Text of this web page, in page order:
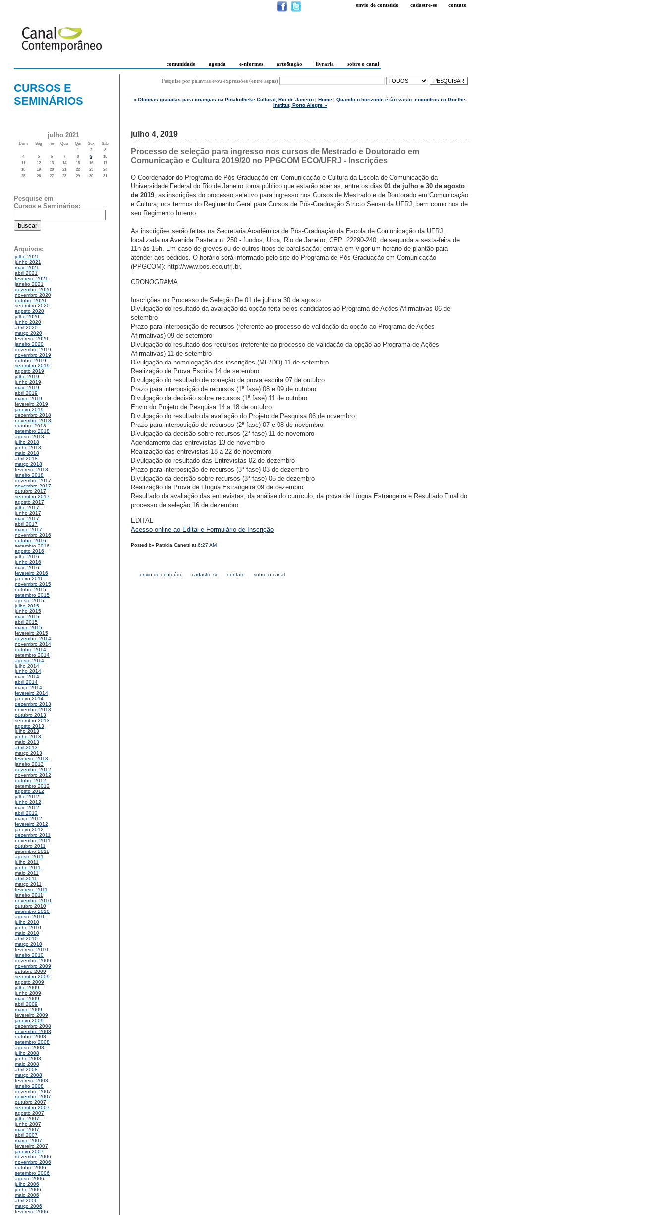
envio de conteúdo cadastre-se contato
comunidade agenda e-nformes arte&ação livraria sobre o canal
CURSOS E
SEMINÁRIOS
julho 2021
Dom Seg Ter Qua Qui Sex
Sab
1
2
3
4
5 6 7 8 9
10
11
12 13 14 15 16
17
18
19 20 21 22 23
24
25
26 27 28 29 30 31
Pesquise em
Cursos e Seminários:
Arquivos:
julho 2021
junho 2021
maio 2021
abril 2021
fevereiro 2021
janeiro 2021
dezembro 2020
novembro 2020
outubro 2020
setembro 2020
agosto 2020
julho 2020
junho 2020
abril 2020
março 2020
fevereiro 2020
janeiro 2020
dezembro 2019
novembro 2019
outubro 2019
setembro 2019
agosto 2019
julho 2019
junho 2019
maio 2019
abril 2019
março 2019
fevereiro 2019
janeiro 2019
dezembro 2018
novembro 2018
outubro 2018
setembro 2018
agosto 2018
julho 2018
junho 2018
maio 2018
abril 2018
março 2018
fevereiro 2018
janeiro 2018
dezembro 2017
novembro 2017
outubro 2017
setembro 2017
agosto 2017
julho 2017
junho 2017
maio 2017
abril 2017
março 2017
novembro 2016
outubro 2016
setembro 2016
agosto 2016
julho 2016
junho 2016
maio 2016
fevereiro 2016
janeiro 2016
novembro 2015
outubro 2015
setembro 2015
agosto 2015
julho 2015
junho 2015
maio 2015
abril 2015
março 2015
fevereiro 2015
dezembro 2014
novembro 2014
outubro 2014
setembro 2014
agosto 2014
julho 2014
junho 2014
maio 2014
abril 2014
março 2014
fevereiro 2014
janeiro 2014
dezembro 2013
novembro 2013
outubro 2013
setembro 2013
agosto 2013
julho 2013
junho 2013
maio 2013
abril 2013
março 2013
fevereiro 2013
janeiro 2013
dezembro 2012
novembro 2012
outubro 2012
setembro 2012
agosto 2012
julho 2012
junho 2012
maio 2012
abril 2012
março 2012
fevereiro 2012
janeiro 2012
dezembro 2011
novembro 2011
outubro 2011
setembro 2011
agosto 2011
julho 2011
junho 2011
maio 2011
abril 2011
março 2011
fevereiro 2011
janeiro 2011
novembro 2010
outubro 2010
setembro 2010
agosto 2010
julho 2010
junho 2010
maio 2010
abril 2010
março 2010
fevereiro 2010
janeiro 2010
dezembro 2009
novembro 2009
outubro 2009
setembro 2009
agosto 2009
julho 2009
junho 2009
maio 2009
abril 2009
março 2009
fevereiro 2009
janeiro 2009
dezembro 2008
novembro 2008
outubro 2008
setembro 2008
agosto 2008
julho 2008
junho 2008
maio 2008
abril 2008
março 2008
fevereiro 2008
janeiro 2008
dezembro 2007
novembro 2007
outubro 2007
setembro 2007
agosto 2007
julho 2007
junho 2007
maio 2007
abril 2007
março 2007
fevereiro 2007
janeiro 2007
dezembro 2006
novembro 2006
outubro 2006
setembro 2006
agosto 2006
julho 2006
junho 2006
maio 2006
abril 2006
março 2006
fevereiro 2006
Pesquise por palavras e/ou expressões (entre aspas)
« Oficinas gratuitas para crianças na Pinakotheke Cultural, Rio de Janeiro | Home | Quando o horizonte é tão vasto: encontros no Goethe-
Institut, Porto Alegre »
julho 4, 2019
Processo de seleção para ingresso nos cursos de Mestrado e Doutorado em
Comunicação e Cultura 2019/20 no PPGCOM ECO/UFRJ - Inscrições
O Coordenador do Programa de Pós-Graduação em Comunicação e Cultura da Escola de Comunicação da
Universidade Federal do Rio de Janeiro torna público que estarão abertas, entre os dias 01 de julho e 30 de agosto
de 2019, as inscrições do processo seletivo para ingresso nos Cursos de Mestrado e de Doutorado em Comunicação
e Cultura, nos termos do Regimento Geral para Cursos de Pós-Graduação Stricto Sensu da UFRJ, bem como nos de
seu Regimento Interno.
As inscrições serão feitas na Secretaria Acadêmica de Pós-Graduação da Escola de Comunicação da UFRJ,
localizada na Avenida Pasteur n. 250 - fundos, Urca, Rio de Janeiro, CEP: 22290-240, de segunda a sexta-feira de
11h às 15h. Em caso de greves ou de outros tipos de paralisação, entrará em vigor um horário de plantão para
atender aos pedidos. O horário será informado pelo site do Programa de Pós-Graduação em Comunicação
(PPGCOM): http://www.pos.eco.ufrj.br.
CRONOGRAMA
Inscrições no Processo de Seleção De 01 de julho a 30 de agosto
Divulgação do resultado da avaliação da opção feita pelos candidatos ao Programa de Ações Afirmativas 06 de
setembro
Prazo para interposição de recursos (referente ao processo de validação da opção ao Programa de Ações
Afirmativas) 09 de setembro
Divulgação do resultado dos recursos (referente ao processo de validação da opção ao Programa de Ações
Afirmativas) 11 de setembro
Divulgação da homologação das inscrições (ME/DO) 11 de setembro
Realização de Prova Escrita 14 de setembro
Divulgação do resultado de correção de prova escrita 07 de outubro
Prazo para interposição de recursos (1ª fase) 08 e 09 de outubro
Divulgação da decisão sobre recursos (1ª fase) 11 de outubro
Envio do Projeto de Pesquisa 14 a 18 de outubro
Divulgação do resultado da avaliação do Projeto de Pesquisa 06 de novembro
Prazo para interposição de recursos (2ª fase) 07 e 08 de novembro
Divulgação da decisão sobre recursos (2ª fase) 11 de novembro
Agendamento das entrevistas 13 de novembro
Realização das entrevistas 18 a 22 de novembro
Divulgação do resultado das Entrevistas 02 de dezembro
Prazo para interposição de recursos (3ª fase) 03 de dezembro
Divulgação da decisão sobre recursos (3ª fase) 05 de dezembro
Realização da Prova de Língua Estrangeira 09 de dezembro
Resultado da avaliação das entrevistas, da análise do currículo, da prova de Língua Estrangeira e Resultado Final do
processo de seleção 16 de dezembro
EDITAL
Acesso online ao Edital e Formulário de Inscrição
Posted by Patricia Canetti at 6:27 AM
envio de conteúdo_ cadastre-se_ contato_ sobre o canal_